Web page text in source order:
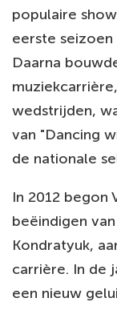
populaire
eerste
Daarna
wedstrijden,
van "Dancing
de nationale
In 2012 begon
beëindigen
Kondratyuk,
carrière. In de
een nieuw